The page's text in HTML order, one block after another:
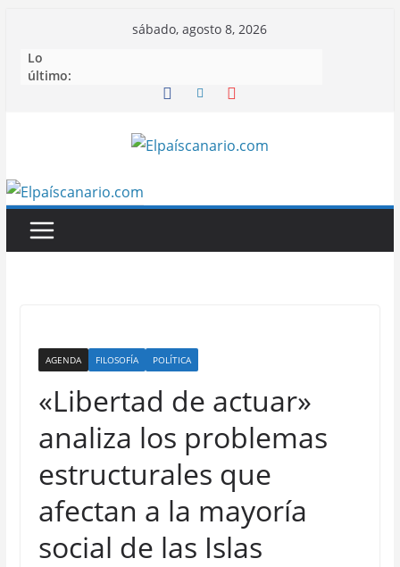
contenido
sábado, agosto 8, 2026
Lo
último:
AGENDA FILOSOFÍA POLÍTICA
«Libertad de actuar»
analiza los problemas
estructurales que
afectan a la mayoría
social de las Islas